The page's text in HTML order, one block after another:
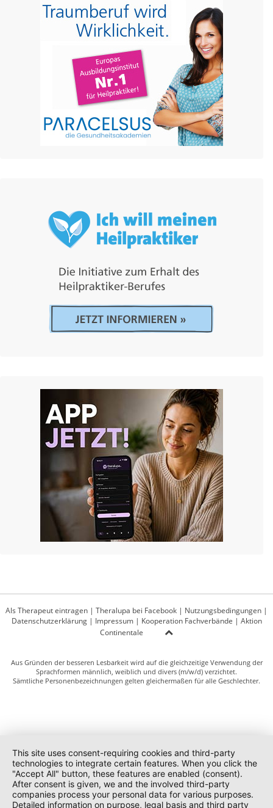
Als Therapeut eintragen | Theralupa bei Facebook | Nutzungsbedingungen |
Datenschutzerklärung| Impressum| Kooperation Fachverbände | Aktion
Continentale
Aus Gründen der besseren Lesbarkeit wird auf die gleichzeitige Verwendung der
Sprachformen männlich, weiblich und divers (m/w/d) verzichtet.
Sämtliche Personenbezeichnungen gelten gleichermaßen für alle Geschlechter.
This site uses consent-requiring cookies and third-party
technologies to integrate certain features. When you click the
"Accept All" button, these features are enabled (consent).
After consent is given, we and the involved third-party
companies process your personal data for various purposes.
Detailed information on purpose, legal basis and third party